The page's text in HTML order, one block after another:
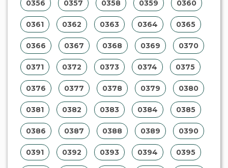
0356 0357 0358 0359 0360
0361 0362 0363 0364 0365
0366 0367 0368 0369 0370
0371 0372 0373 0374 0375
0376 0377 0378 0379 0380
0381 0382 0383 0384 0385
0386 0387 0388 0389 0390
0391 0392 0393 0394 0395